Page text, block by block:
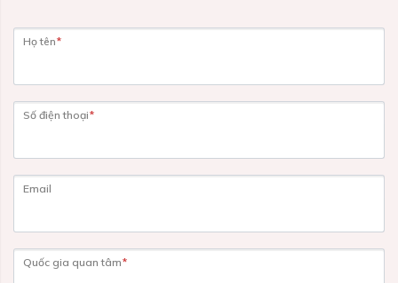
Họ tên*
Số điện thoại*
Email
Quốc gia quan tâm*